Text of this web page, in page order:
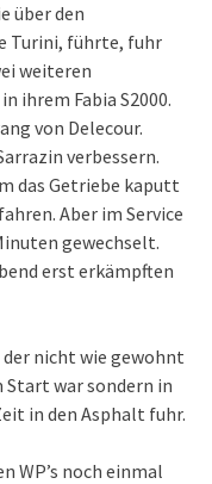
über den
Turini, führte, fuhr
weiteren
ihrem Fabia S2000.
von Delecour.
verbessern.
das Getriebe kaputt
Aber im Service
gewechselt.
erst erkämpften
der nicht wie gewohnt
Start war sondern in
in den Asphalt fuhr.
WP’s noch einmal